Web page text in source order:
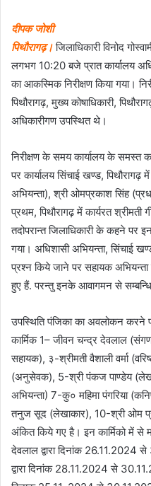
दीपक जोशी
पिथौरागढ़। जिलाधिकारी विनोद
लगभग 10:20 बजे प्रात कार्यालय
का आकस्मिक निरीक्षण किया गया।
पिथौरागढ़, मुख्य कोषाधिकारी,
अधिकारीगण उपस्थित थे।
निरीक्षण के समय कार्यालय के समस्त
पर कार्यालय सिंचाई खण्ड, पिथौरागढ़
अभियन्ता), श्री ओमप्रकाश सिंह
प्रथम, पिथौरागढ़ में कार्यरत श्रीमती
तदोपरान्त जिलाधिकारी के कहने पर इन
गया। अधिशासी अभियन्ता, सिंचाई
प्रश्न किये जाने पर सहायक अभियन्ता
हुए हैं. परन्तु इनके आवागमन से
उपस्थिति पंजिका का अवलोकन करने
कार्मिक 1– जीवन चन्द्र देवलाल
सहायक), ३-श्रीमती वैशाली वर्मा
(अनुसेवक), 5-श्री पंकज पाण्डेय
अभियन्ता) 7-कु० महिमा पंगरिया
तनुज सूद (लेखाकार), 10-श्री ओम
अंकित किये गए है। इन कार्मिको में से
देवलाल द्वारा दिनांक 26.11.2024
द्वारा दिनांक 28.11.2024 से